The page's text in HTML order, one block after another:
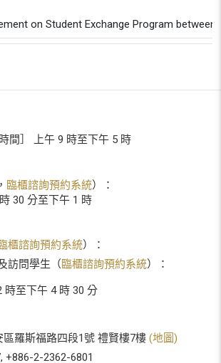
on Student Exchange Program between
間］ 上午 9 時至下午 5 時
臨櫃諮詢預約系統）：
30 分至下午 1 時
櫃諮詢預約系統）：
訪問學生（臨櫃諮詢預約系統）：
時至下午 4 時 30 分
區羅斯福路四段1號 禮賢樓7樓 (地圖)
+886-2-2362-6801